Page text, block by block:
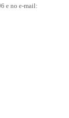
e no e-mail: